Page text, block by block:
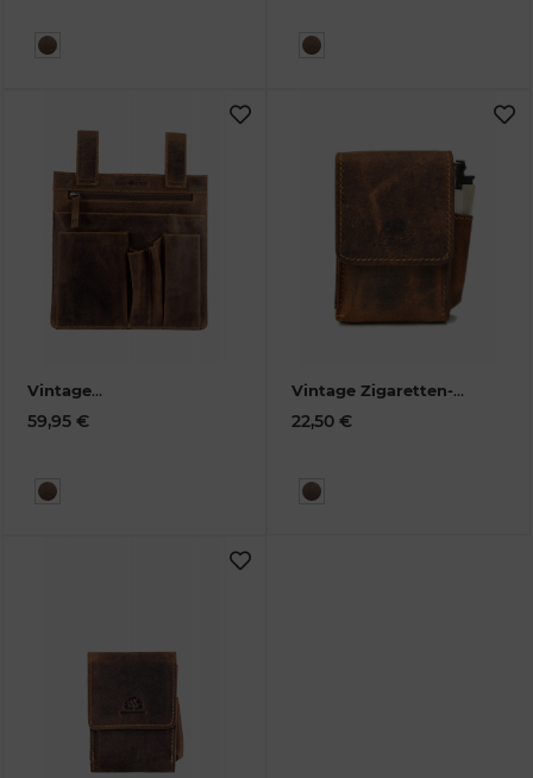
Vintage
Werkzeugtasche
Leder
59,95 €
Vintage Zigaretten-
Etui Leder, brown
1643-25
22,50 €